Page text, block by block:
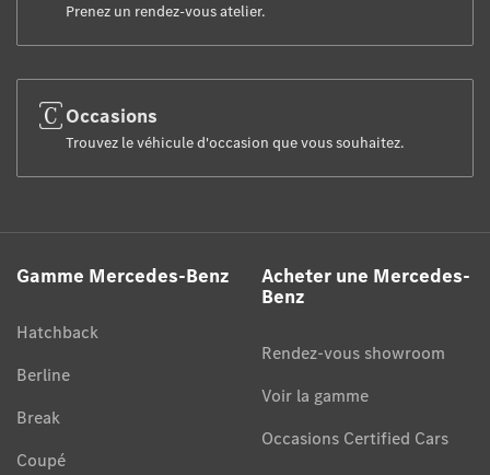
Prenez un rendez-vous atelier.
Occasions
Trouvez le véhicule d'occasion que vous souhaitez.
Gamme Mercedes-Benz
Hatchback
Berline
Break
Coupé
Acheter une Mercedes-
Benz
Rendez-vous showroom
Voir la gamme
Occasions Certified Cars